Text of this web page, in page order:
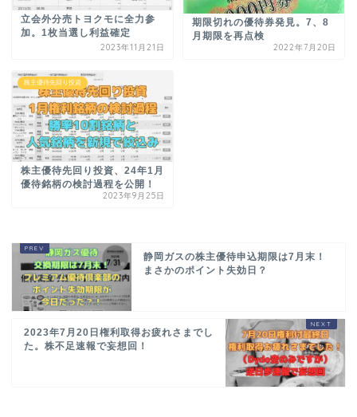
立会外分売トヨクモに全力参
加。1枚当選し利益確定
2023年11月21日
期限切れの優待券発見。7、8
月期限を再点検
2022年7月20日
株主優待先回り投資
株主優待先回り投資、24年1月
優待銘柄の検討過程を公開！
2023年9月25日
静岡ガスの株主優待申込期限は7月末！
まさかのポイント失効日？
2023年7月20日権利取得お疲れさまでし
た。株不足速報で妄想回！